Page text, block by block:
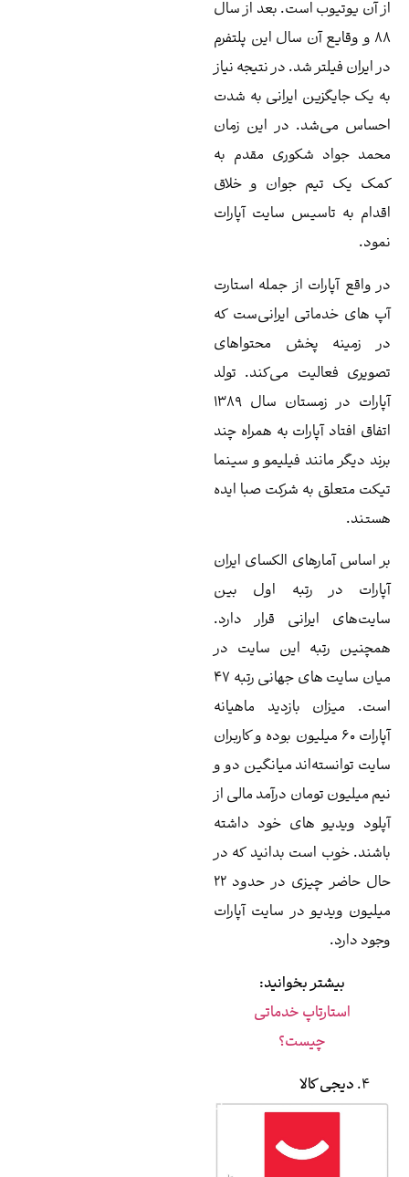
بعد از سال
سال این پلتفرم
در نتیجه نیاز
ایرانی به شدت
در این زمان
مقدم به
و خلاق
سایت آپارات
جمله استارت
ایرانی‌ست که
محتواهای
می‌کند. تولد
آپارات در زمستان سال ۱۳۸۹
به همراه چند
فیلیمو و سینما
صبا ایده
الکسای ایران
اول بین
قرار دارد.
این سایت در
میان سایت های جهانی رتبه ۴۷
ماهیانه
میلیون بوده و کاربران
میانگین دو و
درآمد مالی از
خود داشته
بدانید که در
حال حاضر چیزی در حدود 22
سایت آپارات